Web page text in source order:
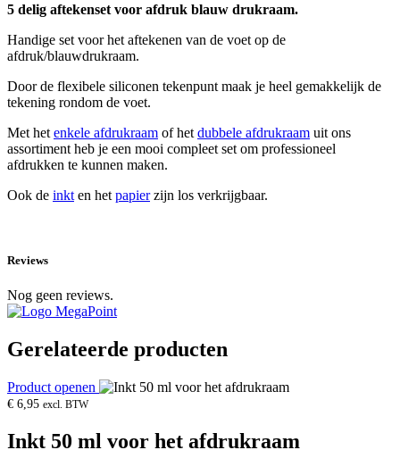
5 delig aftekenset voor afdruk blauw drukraam.
Handige set voor het aftekenen van de voet op de
afdruk/blauwdrukraam.
Door de flexibele siliconen tekenpunt maak je heel gemakkelijk de
tekening rondom de voet.
Met het enkele afdrukraam of het dubbele afdrukraam uit ons
assortiment heb je een mooi compleet set om professioneel
afdrukken te kunnen maken.
Ook de inkt en het papierzijn los verkrijgbaar.
Reviews
Nog geen reviews.
Gerelateerde producten
Product openen
€ 6,95 excl. BTW
Inkt 50 ml voor het afdrukraam